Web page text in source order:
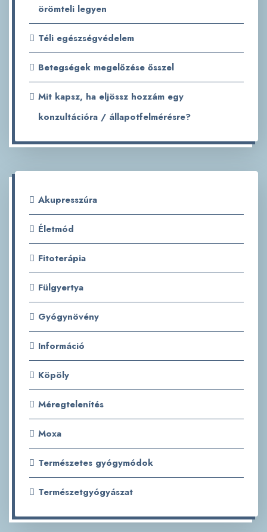
örömteli legyen
Téli egészségvédelem
Betegségek megelőzése ősszel
Mit kapsz, ha eljössz hozzám egy
konzultációra / állapotfelmérésre?
Akupresszúra
Életmód
Fitoterápia
Fülgyertya
Gyógynövény
Információ
Köpöly
Méregtelenítés
Moxa
Természetes gyógymódok
Természetgyógyászat